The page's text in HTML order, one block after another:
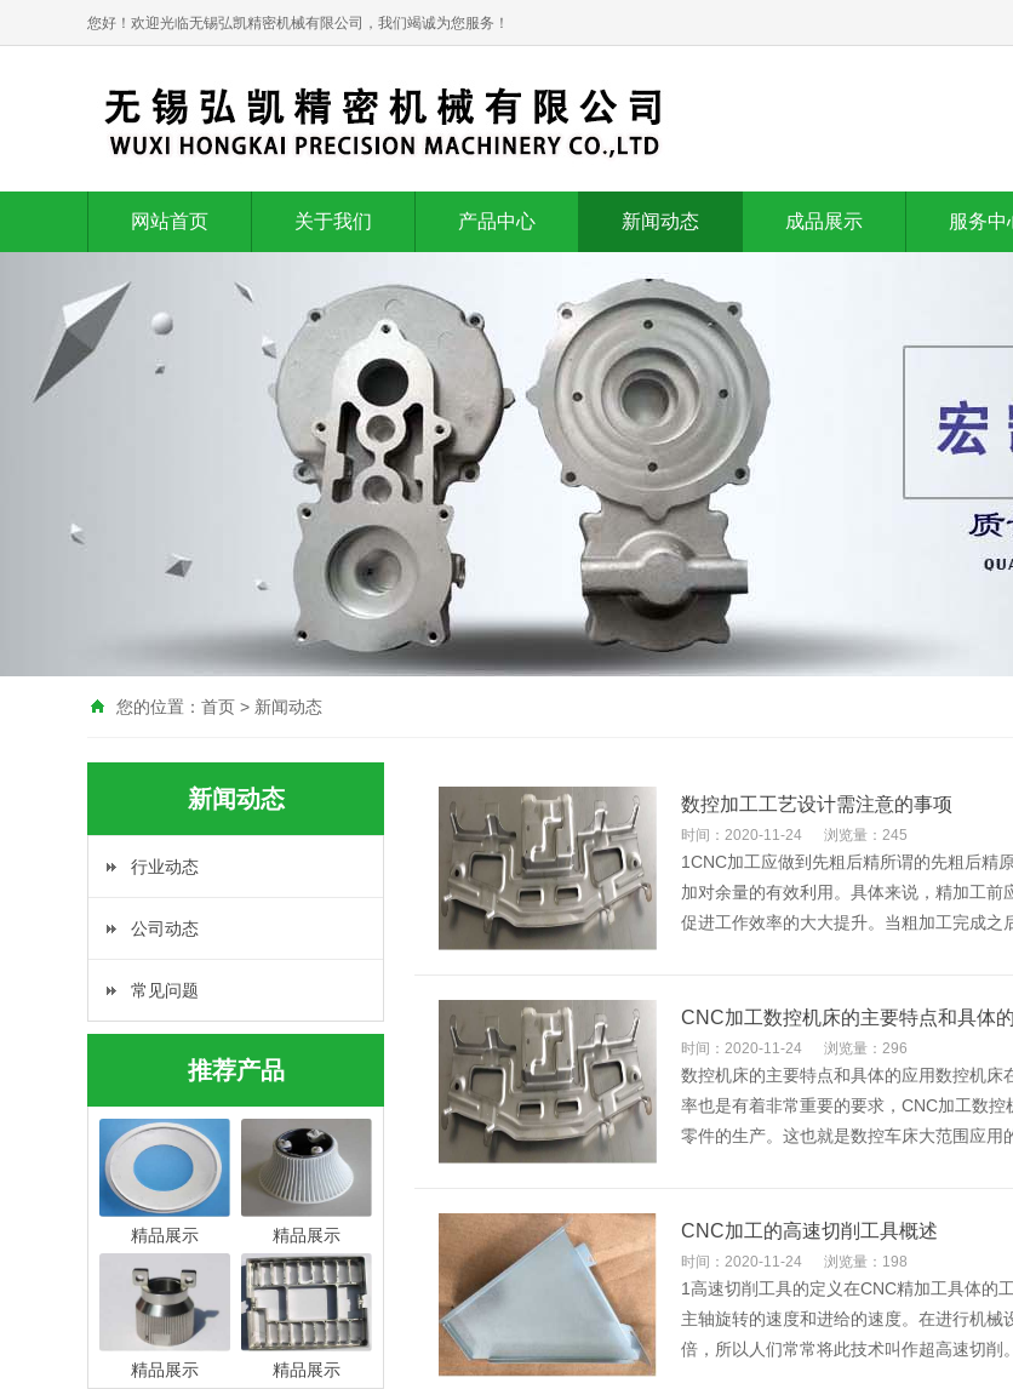
您好！欢迎光临无锡弘凯精密机械有限公司，我们竭诚为您服务！
网站首页 关于我们 产品中心 新闻动态 成品展示 服务中
您的位置： 首页 > 新闻动态
新闻动态
行业动态
公司动态
常见问题
推荐产品
精品展示 精品展示
精品展示 精品展示
数控加工工艺设计需注意的事项
时间：2020-11-24 浏览量：245
1CNC加工应做到先粗后精所谓的先粗后精
加对余量的有效利用。具体来说，精加工
促进工作效率的大大提升。当粗加工完成
CNC加工数控机床的主要特点和具体
时间：2020-11-24 浏览量：296
数控机床的主要特点和具体的应用数控机
率也是有着非常重要的要求，CNC加工数
零件的生产。这也就是数控车床大范围应
CNC加工的高速切削工具概述
时间：2020-11-24 浏览量：198
1高速切削工具的定义在CNC精加工具体的
主轴旋转的速度和进给的速度。在进行机
倍，所以人们常常将此技术叫作超高速切